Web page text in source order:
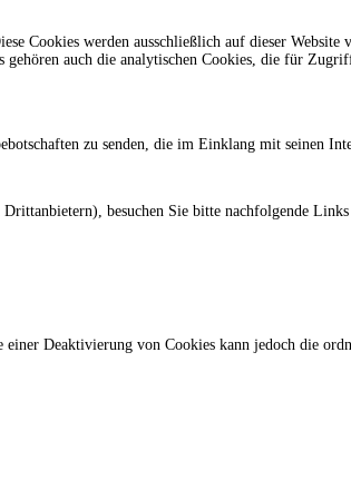
Cookies werden ausschließlich auf dieser
auch die analytischen Cookies, die für
zu senden, die im Einklang mit seinen
besuchen Sie bitte nachfolgende
Deaktivierung von Cookies kann jedoch die